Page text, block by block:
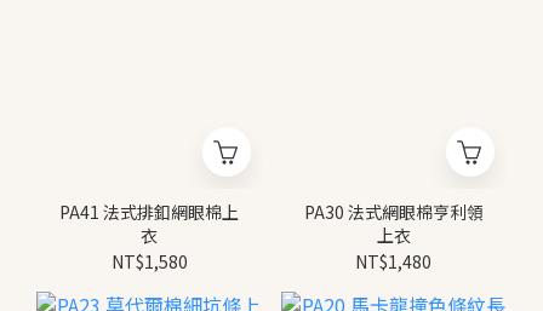
PA41 法式排釦網眼棉上
衣
NT$1,580
PA30 法式網眼棉亨利領
上衣
NT$1,480